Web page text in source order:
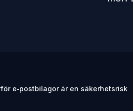
e‑postbilagor är en säkerhetsrisk